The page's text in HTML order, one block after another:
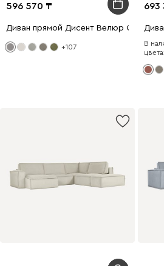
596 570
Диван прямой Дисент Велюр Светло-
+107
693
В